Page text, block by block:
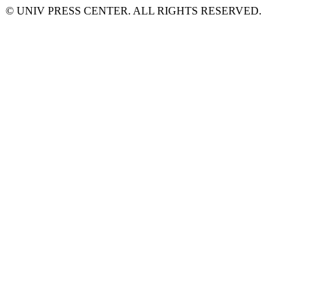
© UNIV PRESS CENTER. ALL RIGHTS RESERVED.